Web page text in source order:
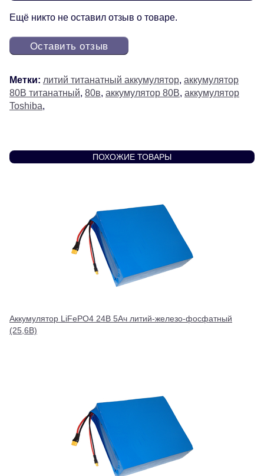
Ещё никто не оставил отзыв о товаре.
Оставить отзыв
Метки: литий титанатный аккумулятор, аккумулятор
80В титанатный, 80в, аккумулятор 80В, аккумулятор
Toshiba,
ПОХОЖИЕ ТОВАРЫ
Аккумулятор LiFePO4 24В 5Ач литий-железо-фосфатный
(25,6В)